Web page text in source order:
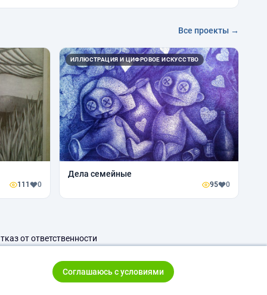
Все проекты →
111 0
ИЛЛЮСТРАЦИЯ И ЦИФРОВОЕ ИСКУССТВО
Дела семейные
95 0
от ответственности
Соглашаюсь с условиями